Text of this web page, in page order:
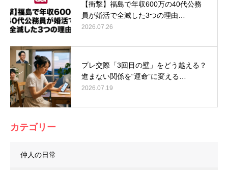
【衝撃】福島で年収600万の40代公務
員が婚活で全滅した3つの理由…
2026.07.26
プレ交際「3回目の壁」をどう越える？
進まない関係を“運命”に変える…
2026.07.19
カテゴリー
仲人の日常